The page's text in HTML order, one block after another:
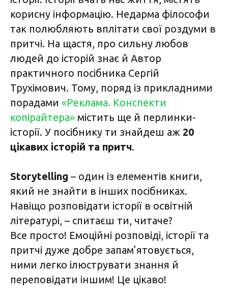
корисну інформацію. Недарма філософи
так полюбляють вплітати свої роздуми в
притчі. На щастя, про сильну любов
людей до історій знає й Автор
практичного посібника Сергій
Трухімович. Тому, поряд із прикладними
порадами «Реклама. Конспекти
копірайтера» містить ще й перлинки-
історії. У посібнику ти знайдеш аж 20
цікавих історій та притч.
Storytelling – один із елементів книги,
який не знайти в інших посібниках.
Навіщо розповідати історії в освітній
літературі, – спитаєш ти, читаче?
Все просто! Емоційні розповіді, історії та
притчі дуже добре запам’ятовується,
ними легко ілюструвати знання й
переповідати іншим! Це цікаво!